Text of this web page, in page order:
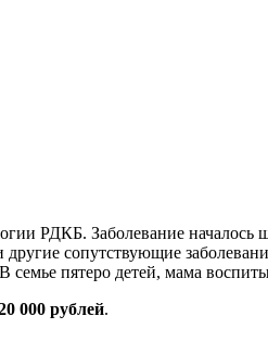
РДКБ. Заболевание
сопутствующие
пятеро детей, мама
000 рублей.